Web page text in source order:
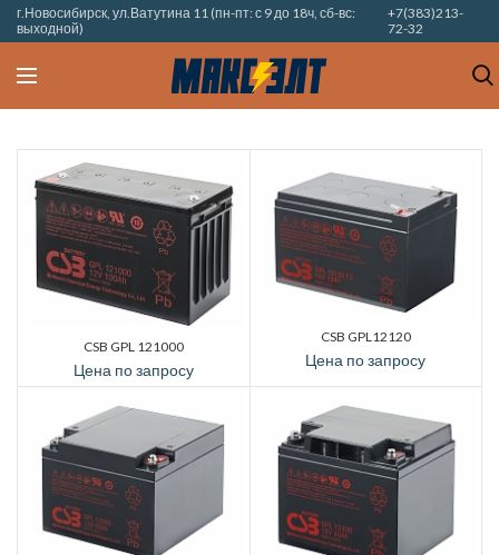
г.Новосибирск, ул.Ватутина 11 (пн-пт: с 9 до 18ч, сб-вс:
выходной)
+7(383)213-
72-32
CSB GPL 121000
Цена по запросу
CSB GPL12120
Цена по запросу